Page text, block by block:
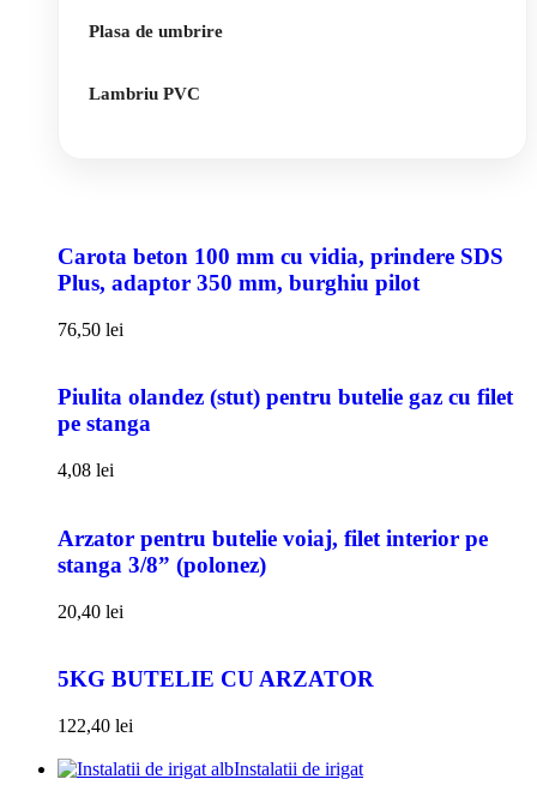
Plasa de umbrire
Lambriu PVC
Carota beton 100 mm cu vidia, prindere SDS
Plus, adaptor 350 mm, burghiu pilot
76,50 lei
Piulita olandez (stut) pentru butelie gaz cu filet
pe stanga
4,08 lei
Arzator pentru butelie voiaj, filet interior pe
stanga 3/8” (polonez)
20,40 lei
5KG BUTELIE CU ARZATOR
122,40 lei
Instalatii de irigat